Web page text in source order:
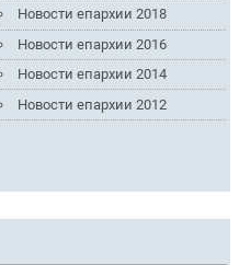
Новости епархии 2018
Новости епархии 2016
Новости епархии 2014
Новости епархии 2012